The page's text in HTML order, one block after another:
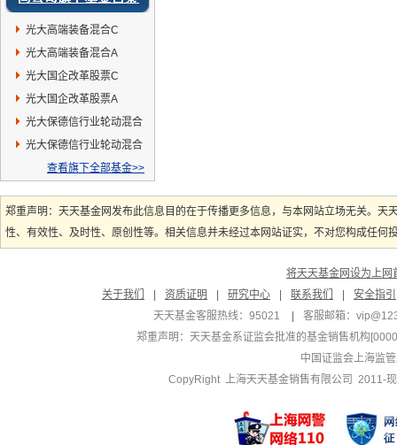
光大高端装备混合C
光大高端装备混合A
光大国企改革股票C
光大国企改革股票A
光大保德信行业轮动混合
A
光大保德信行业轮动混合
查看旗下全部基金>>
郑重声明：天天基金网发布此信息目的在于传播更多信息，与本网站立场无关。
性、有效性、及时性、原创性等。相关信息并未经过本网站证实，不对您构成任
将天天基金网设为上网
关于我们
资质证明 研究中心 联系我们
安全指引
天天基金客服热线：95021
客服邮箱：
郑重声明： 天天基金系证监会批准的基金销售机构
中国证监会上海监
CopyRight 上海天天基金销售有限公司 2011-